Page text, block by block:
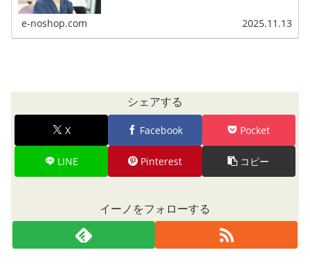
e-noshop.com 2025.11.13
シェアする
X Facebook Pocket
LINE Pinterest コピー
イーノをフォローする